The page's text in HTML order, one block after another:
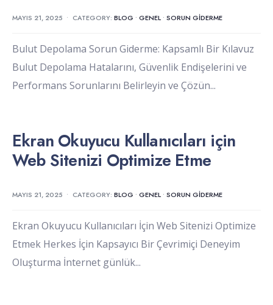
MAYIS 21, 2025 • CATEGORY: BLOG • GENEL • SORUN GIDERME
Bulut Depolama Sorun Giderme: Kapsamlı Bir Kılavuz
Bulut Depolama Hatalarını, Güvenlik Endişelerini ve
Performans Sorunlarını Belirleyin ve Çözün...
Ekran Okuyucu Kullanıcıları için
Web Sitenizi Optimize Etme
MAYIS 21, 2025 • CATEGORY: BLOG • GENEL • SORUN GIDERME
Ekran Okuyucu Kullanıcıları İçin Web Sitenizi Optimize
Etmek Herkes İçin Kapsayıcı Bir Çevrimiçi Deneyim
Oluşturma İnternet günlük...